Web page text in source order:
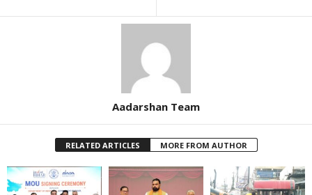
Aadarshan Team
RELATED ARTICLES MORE FROM AUTHOR